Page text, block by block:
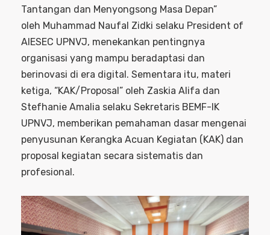
Tantangan dan Menyongsong Masa Depan”
oleh Muhammad Naufal Zidki selaku President of
AIESEC UPNVJ, menekankan pentingnya
organisasi yang mampu beradaptasi dan
berinovasi di era digital. Sementara itu, materi
ketiga, “KAK/Proposal” oleh Zaskia Alifa dan
Stefhanie Amalia selaku Sekretaris BEMF-IK
UPNVJ, memberikan pemahaman dasar mengenai
penyusunan Kerangka Acuan Kegiatan (KAK) dan
proposal kegiatan secara sistematis dan
profesional.